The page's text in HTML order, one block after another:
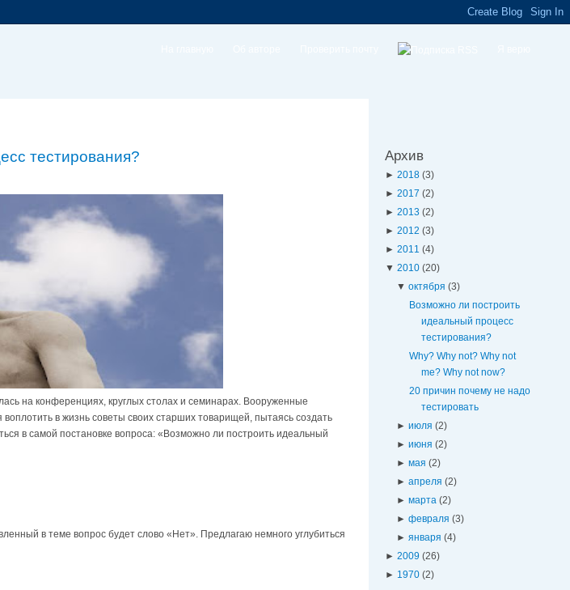
тестирования?
на конференциях, круглых столах и семинарах. Вооруженные
в жизнь советы своих старших товарищей, пытаясь создать
в самой постановке вопроса: «Возможно ли построить идеальный
в теме вопрос будет слово «Нет». Предлагаю немного углубиться
Архив
► 2018 (3)
► 2017 (2)
► 2013 (2)
► 2012 (3)
► 2011 (4)
▼ 2010 (20)
▼октября(3)
Возможно ли построить
идеальный процесс
тестирования?
Why? Why not? Why not
me? Why not now?
20 причин почему не надо
тестировать
►июля(2)
►июня(2)
►мая(2)
►апреля(2)
►марта(2)
►февраля(3)
►января(4)
► 2009 (26)
► 1970 (2)